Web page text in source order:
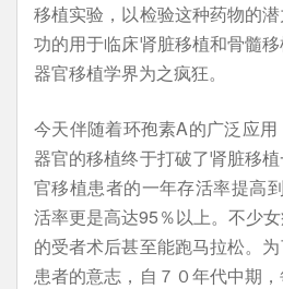
移植实验，以检验这种药物的
功的用于临床肾脏移植和骨髓
器官移植学界为之疯狂。
今天伴随着环孢素A的广泛应
器官的移植终于打破了肾脏移
官移植患者的一年存活率提高
活率更是高达95％以上。不少
的受者术后甚至能跑马拉松。
患者的意志，自７０年代中期